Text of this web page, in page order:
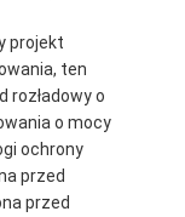
projekt
ten
rozładowy o
o mocy
ochrony
przed
przed